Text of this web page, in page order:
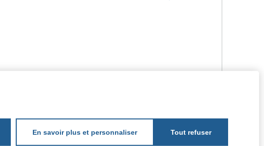
En savoir plus et personnaliser